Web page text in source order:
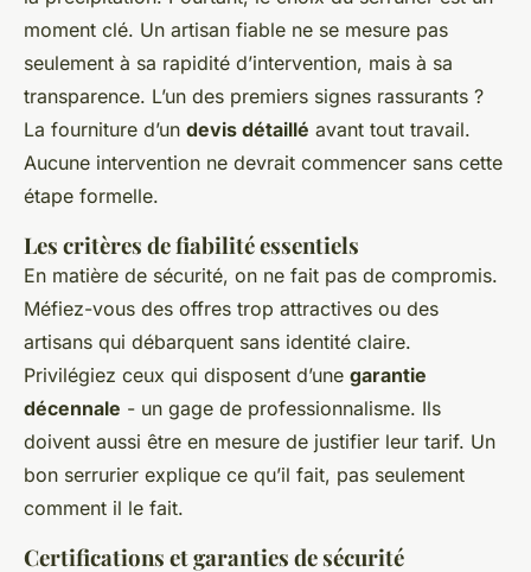
moment clé. Un artisan fiable ne se mesure pas
seulement à sa rapidité d’intervention, mais à sa
transparence. L’un des premiers signes rassurants ?
La fourniture d’un devis détaillé avant tout travail.
Aucune intervention ne devrait commencer sans cette
étape formelle.
Les critères de fiabilité essentiels
En matière de sécurité, on ne fait pas de compromis.
Méfiez-vous des offres trop attractives ou des
artisans qui débarquent sans identité claire.
Privilégiez ceux qui disposent d’une garantie
décennale - un gage de professionnalisme. Ils
doivent aussi être en mesure de justifier leur tarif. Un
bon serrurier explique ce qu’il fait, pas seulement
comment il le fait.
Certifications et garanties de sécurité